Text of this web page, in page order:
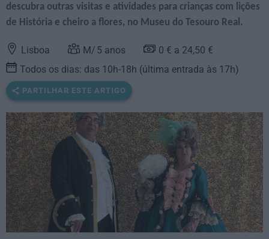
descubra outras visitas e atividades para crianças com lições
de História e cheiro a flores, no Museu do Tesouro Real.
Lisboa 5 anos
0 € a 24,50 €
Todos os dias: das 10h-18h (última entrada às 17h)
PARTILHAR ESTE ARTIGO